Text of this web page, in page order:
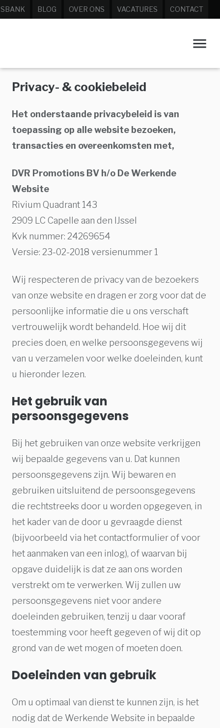
BLOG OVER ONS VACATURES CONTACT
Privacy- & cookiebeleid
Het onderstaande privacybeleid is van
toepassing op alle website bezoeken,
transacties en overeenkomsten met,
DVR Promotions BV h/o De Werkende
Website
Rivium Quadrant 143
2909 LC Capelle aan den IJssel
Kvk nummer: 24269654
Versie: 23-02-2018 versienummer 1
Wij respecteren de privacy van de bezoekers
van onze website en dragen er zorg voor dat de
persoonlijke informatie die u ons verschaft
vertrouwelijk wordt behandeld. Hoe wij dit
precies doen, en welke persoonsgegevens wij
van u verzamelen voor welke doeleinden, kunt
u hieronder lezen.
Het gebruik van
persoonsgegevens
Bij het gebruiken van onze website verkrijgen
wij bepaalde gegevens van u. Dat kunnen
persoonsgegevens zijn. Wij bewaren en
gebruiken uitsluitend de persoonsgegevens
die rechtstreeks door u worden opgegeven, in
het kader van de door u gevraagde dienst
(bijvoorbeeld via het contactformulier of voor
het aanmaken van een inlog), of waarvan bij
opgave duidelijk is dat ze aan ons worden
verstrekt om te verwerken. Wij zullen uw
persoonsgegevens niet voor andere
doeleinden gebruiken, tenzij u daar vooraf
toestemming voor heeft gegeven of wij dit op
grond van de wet mogen of moeten doen.
Doeleinden van gebruik
Om u optimaal van dienst te kunnen zijn, is het
nodig dat de Werkende Website in bepaalde